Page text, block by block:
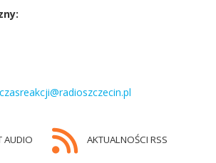
czasreakcji@radioszczecin.pl
AUDIO AKTUALNOŚCI RSS